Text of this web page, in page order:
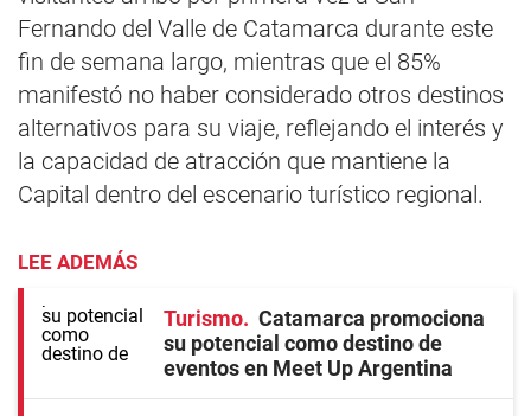
Fernando del Valle de Catamarca durante este
fin de semana largo, mientras que el 85%
manifestó no haber considerado otros destinos
alternativos para su viaje, reflejando el interés y
la capacidad de atracción que mantiene la
Capital dentro del escenario turístico regional.
LEE ADEMÁS
Turismo
Catamarca promociona
su potencial como destino de
eventos en Meet Up Argentina